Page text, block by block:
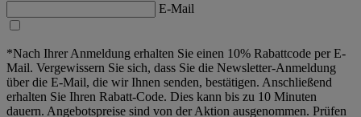
E-Mail
*Nach Ihrer Anmeldung erhalten Sie einen 10% Rabattcode per E-
Mail. Vergewissern Sie sich, dass Sie die Newsletter-Anmeldung
über die E-Mail, die wir Ihnen senden, bestätigen. Anschließend
erhalten Sie Ihren Rabatt-Code. Dies kann bis zu 10 Minuten
dauern. Angebotspreise sind von der Aktion ausgenommen. Prüfen